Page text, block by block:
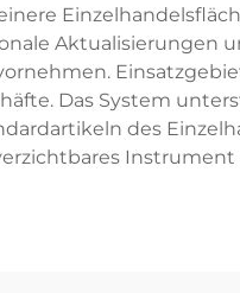
Aktualisierungen
Das System
des